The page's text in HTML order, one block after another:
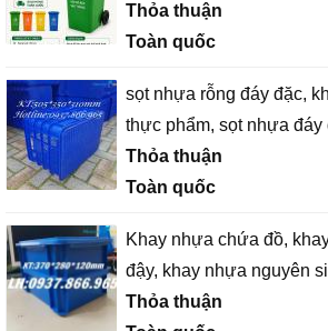
Thỏa thuận
Toàn quốc
sọt nhựa rỗng đáy đặc,
thực phẩm, sọt nhựa đáy
Thỏa thuận
Toàn quốc
Khay nhựa chứa đồ,
đậy, khay nhựa nguyên
Thỏa thuận